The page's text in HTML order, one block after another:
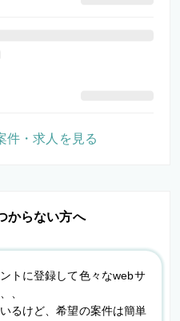
からない方へ
トに登録して色々なwebサ
、
るけど、希望の案件は簡単
件・求人を見る